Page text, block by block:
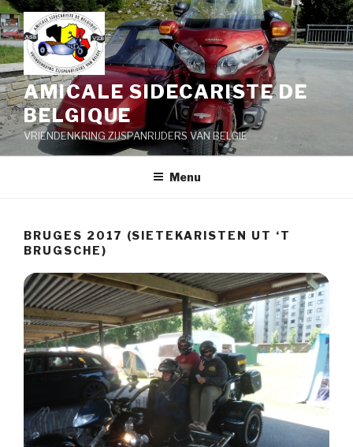
Aller
au
contenu
principal
AMICALE SIDECARISTE DE
BELGIQUE
VRIENDENKRING ZIJSPANRIJDERS VAN BELGIE
Menu
BRUGES 2017 (SIETEKARISTEN UT ‘T
BRUGSCHE)